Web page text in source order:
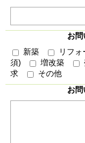
お問
新築 リフォ
須)
増改築
求
その他
お問